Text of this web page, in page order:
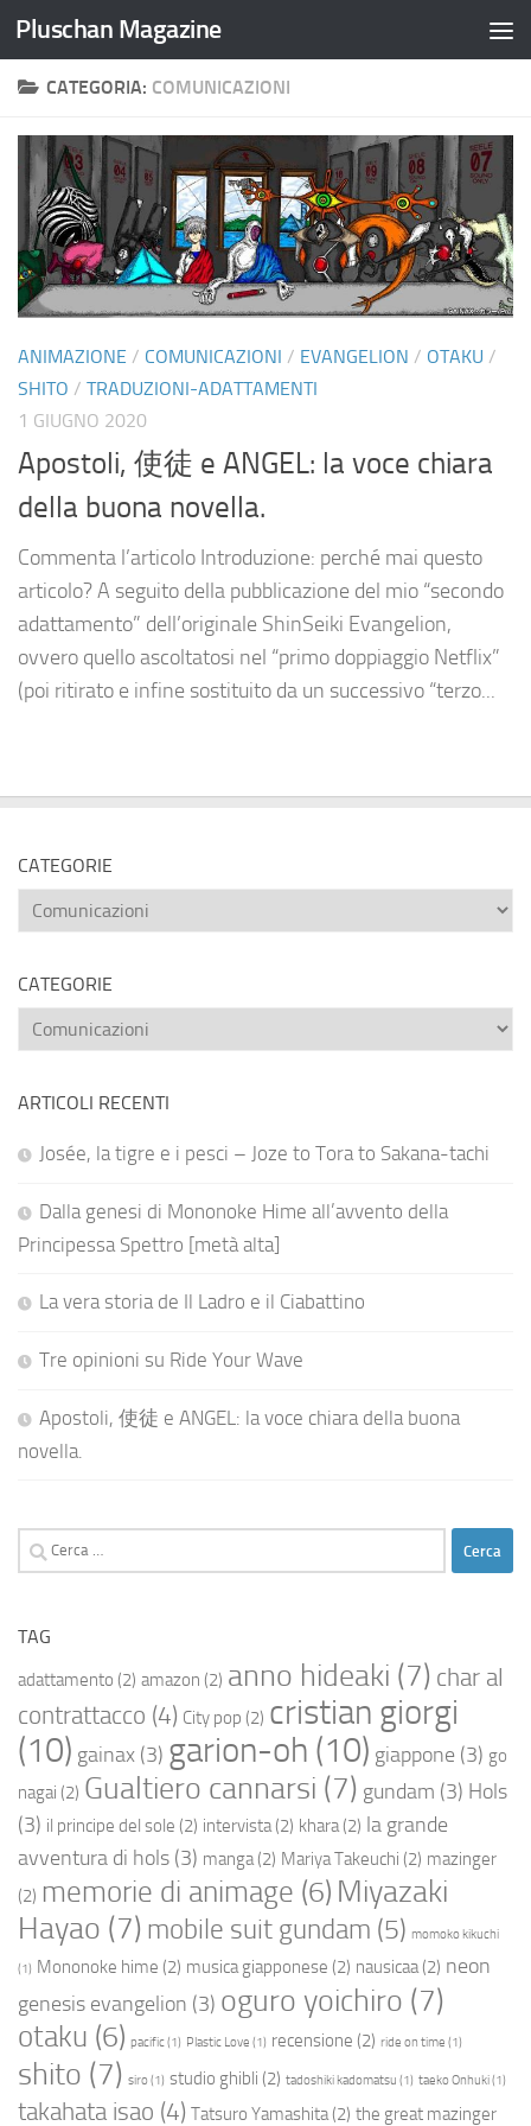
Salta al contenuto
Pluschan Magazine
CATEGORIA: COMUNICAZIONI
ANIMAZIONE / COMUNICAZIONI / EVANGELION / OTAKU /
SHITO / TRADUZIONI-ADATTAMENTI
1 GIUGNO 2020
Apostoli, 使徒 e ANGEL: la voce chiara
della buona novella.
Commenta l’articolo Introduzione: perché mai questo
articolo? A seguito della pubblicazione del mio “secondo
adattamento” dell’originale ShinSeiki Evangelion,
ovvero quello ascoltatosi nel “primo doppiaggio Netflix”
(poi ritirato e infine sostituito da un successivo “terzo...
CATEGORIE
Categorie
CATEGORIE
Categorie
ARTICOLI RECENTI
Josée, la tigre e i pesci – Joze to Tora to Sakana-tachi
Dalla genesi di Mononoke Hime all’avvento della
Principessa Spettro [metà alta]
La vera storia de Il Ladro e il Ciabattino
Tre opinioni su Ride Your Wave
Apostoli, 使徒 e ANGEL: la voce chiara della buona
novella.
Ricerca
per:
TAG
adattamento (2) amazon (2) anno hideaki (7) char al
contrattacco (4) City pop (2) cristian giorgi
(10) gainax (3) garion-oh (10) giappone (3) go
nagai (2) Gualtiero cannarsi (7) gundam (3) Hols
(3) il principe del sole (2) intervista(2) khara(2) la grande
avventura di hols (3) manga(2) Mariya Takeuchi (2) mazinger
(2) memorie di animage (6) Miyazaki
Hayao (7) mobile suit gundam (5) momoko kikuchi
(1) Mononoke hime (2) musica giapponese (2) nausicaa(2) neon
genesis evangelion (3) oguro yoichiro (7)
otaku (6) pacific(1) Plastic Love (1) recensione (2) ride on time (1)
shito (7) siro(1) studio ghibli (2) tadoshiki kadomatsu (1) taeko Onhuki(1)
takahata isao (4) Tatsuro Yamashita(2) the great mazinger